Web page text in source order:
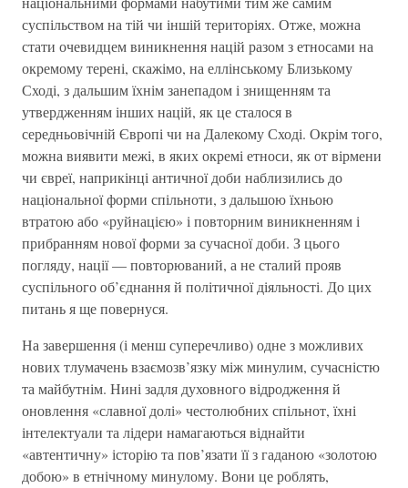
суспільством на тій чи іншій територіях. Отже, можна
стати очевидцем виникнення націй разом з етносами на
окремому терені, скажімо, на еллінському Близькому
Сході, з дальшим їхнім занепадом і знищенням та
утвердженням інших націй, як це сталося в
середньовічній Європі чи на Далекому Сході. Окрім того,
можна виявити межі, в яких окремі етноси, як от вірмени
чи євреї, наприкінці античної доби наблизились до
національної форми спільноти, з дальшою їхньою
втратою або «руйнацією» і повторним виникненням і
прибранням нової форми за сучасної доби. З цього
погляду, нації — повторюваний, а не сталий прояв
суспільного об’єднання й політичної діяльності. До цих
питань я ще повернуся.
На завершення (і менш суперечливо) одне з можливих
нових тлумачень взаємозв’язку між минулим, сучасністю
та майбутнім. Нині задля духовного відродження й
оновлення «славної долі» честолюбних спільнот, їхні
інтелектуали та лідери намагаються віднайти
«автентичну» історію та пов’язати її з гаданою «золотою
добою» в етнічному минулому. Вони це роблять,